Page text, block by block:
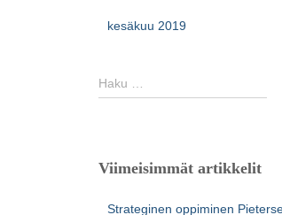
kesäkuu 2019
H
a
Haku …
Viimeisimmät artikkelit
Strateginen oppiminen